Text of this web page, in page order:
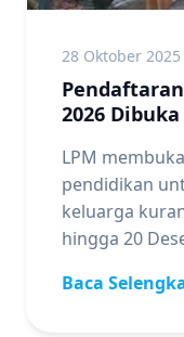
28 Oktober 2025
2026 Dibuka
LPM
pendidikan
keluarga
hingga 20
Baca